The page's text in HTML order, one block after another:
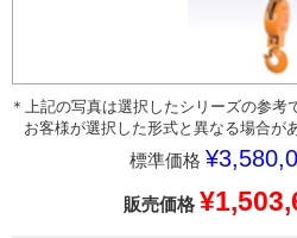
＊上記の写真は選択したシリーズの参考
お客様が選択した形式と異なる場合が
標準価格
販売価格